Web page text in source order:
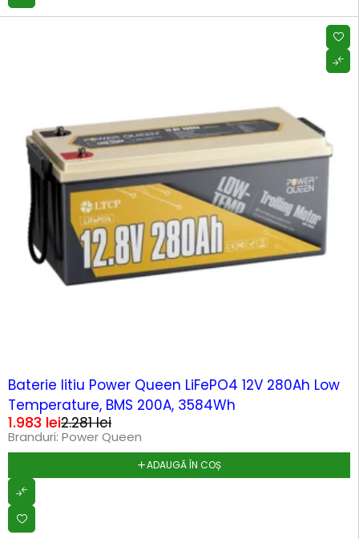
-13%
Baterie litiu Power Queen LiFePO4 12V 280Ah Low
Temperature, BMS 200A, 3584Wh
2.281lei
1.983 lei
Branduri: Power Queen
ADAUGĂ ÎN COȘ